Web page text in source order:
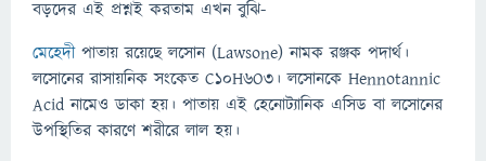
বড়দের এই প্রশ্নই করতাম এখন বুঝি-
মেহেদীপাতায় রয়েছে লসোন (Lawsone) নামক রঞ্জক পদার্থ।
লসোনের রাসায়নিক সংকেত C10H6O3। লসোনকে Hennotannic
Acid নামেও ডাকা হয়। পাতায় এই হেনোট্যানিক এসিড বা লসোনের
উপস্থিতির কারণে শরীরে লাল হয়।